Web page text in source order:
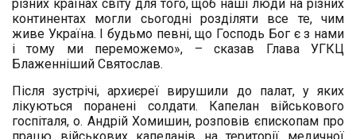
різних країнах світу для того, щоб наші люди на різних
континентах могли сьогодні розділяти все те, чим
живе Україна. І будьмо певні, що Господь Бог є з нами
і тому ми переможемо», – сказав Глава УГКЦ
Блаженніший Святослав.
Після зустрічі, архиєреї вирушили до палат, у яких
лікуються поранені солдати. Капелан військового
госпіталя, о. Андрій Хомишин, розповів єпископам про